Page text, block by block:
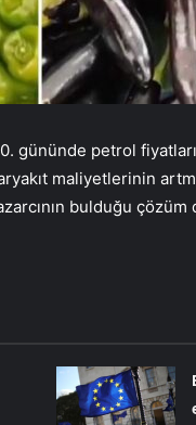
gününde petrol
maliyetlerinin
bulduğu çözüm